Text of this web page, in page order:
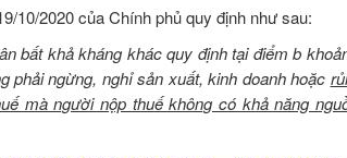
10/2020 của Chính phủ quy định như sau:
bất khả kháng khác quy định tạiđiểm b
phải ngừng, nghỉ sản xuất, kinh doanh hoặc
mà người nộp thuế không có khả năng